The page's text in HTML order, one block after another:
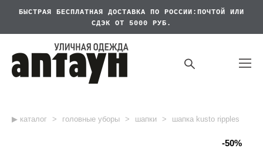
БЫСТРАЯ БЕСПЛАТНАЯ
ДОСТАВКА ПО РОССИИ:ПОЧТОЙ ИЛИ
СДЭК ОТ 5000 РУБ.
▶︎ каталог > головные уборы > шапки > шапка kusto ripples
-50%